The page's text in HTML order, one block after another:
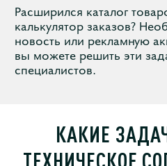
Расширился каталог
калькулятор заказов?
новость или рекламную
вы можете решить эти
специалистов.
КАКИЕ
ТЕХНИЧЕСКОЕ